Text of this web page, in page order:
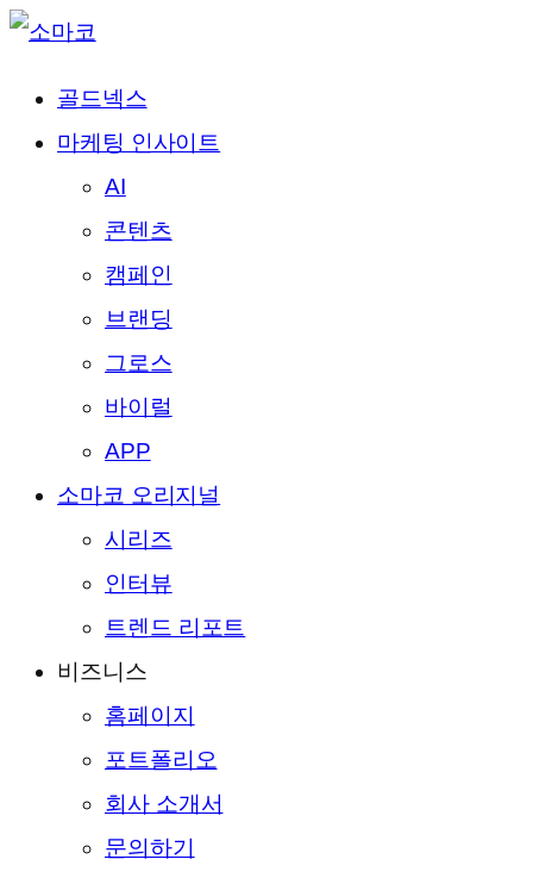
골드넥스
마케팅 인사이트
AI
콘텐츠
캠페인
브랜딩
그로스
바이럴
APP
소마코 오리지널
시리즈
인터뷰
트렌드 리포트
비즈니스
홈페이지
포트폴리오
회사 소개서
문의하기